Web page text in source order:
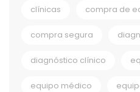
clínicas compra de
compra segura
diagnóstico clínico
equipo médico